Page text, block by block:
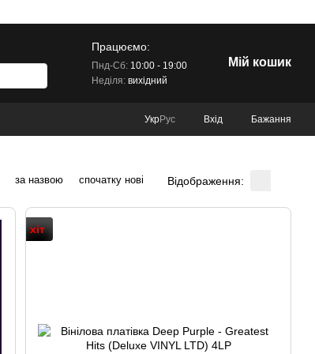
Працюємо:
Пнд-Сб:10:00 - 19:00
Неділя:вихідний
Мій кошик
УкрРус Вхід Бажання
за назвою спочатку нові Відображення:
хіт